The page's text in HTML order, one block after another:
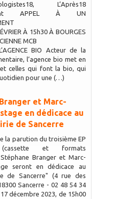
L’Après18
APPEL À UN
À 15h30 À BOURGES
MCB
BIO Acteur de la
l’agence bio met en
et celles qui font la bio, qui
pour une (…)
et Marc-
en dédicace au
de Sancerre
la parution du troisième EP
(cassette et formats
Branger et Marc-
seront en dédicace au
de Sancerre" (4 rue des
Sancerre - 02 48 54 34
décembre 2023, de 15h00